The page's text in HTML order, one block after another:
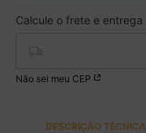
Não sei meu CEP
DESCRIÇÃO TÉCNICA